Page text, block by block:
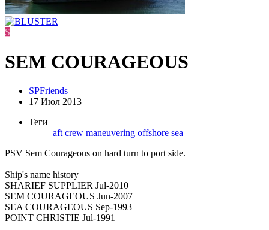
S
SEM COURAGEOUS
SPFriends
17 Июл 2013
Теги
aft crew maneuvering offshore sea
PSV Sem Courageous on hard turn to port side.
Ship's name history
SHARIEF SUPPLIER Jul-2010
SEM COURAGEOUS Jun-2007
SEA COURAGEOUS Sep-1993
POINT CHRISTIE Jul-1991